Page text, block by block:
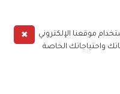
✖
موقعنا الإلكتروني
واحتياجاتك الخاصة